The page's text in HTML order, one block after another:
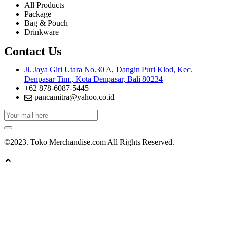
All Products
Package
Bag & Pouch
Drinkware
Contact Us
Jl. Jaya Giri Utara No.30 A, Dangin Puri Klod, Kec.
Denpasar Tim., Kota Denpasar, Bali 80234
+62 878-6087-5445
pancamitra@yahoo.co.id
©2023. Toko Merchandise.com All Rights Reserved.